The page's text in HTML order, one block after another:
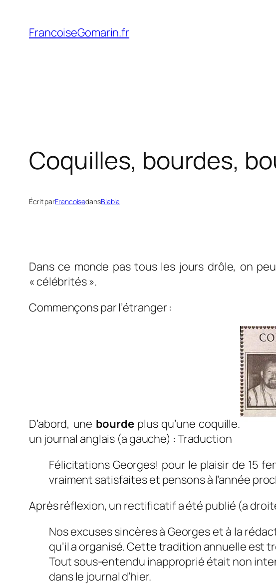
contenu
FrancoiseGomarin.fr
Coquilles, bourdes,
Écrit parFrancoisedansBlabla
Dans ce monde pas tous les jours drôle, on
« célébrités ».
Commençons par l’étranger :
D’abord, une bourde plus qu’une coquille.
un journal anglais (a gauche) : Traduction
Félicitations Georges! pour le plaisir de 15
vraiment satisfaites et pensons à l’année
Après réflexion, un rectificatif a été publié (a
Nos excuses sincères à Georges et à la
qu’il a organisé. Cette tradition annuelle est
Tout sous-entendu inapproprié était non
dans le journal d’hier.